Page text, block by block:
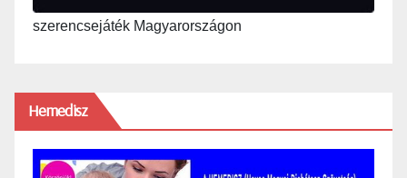
szerencsejáték Magyarországon
Hemedisz